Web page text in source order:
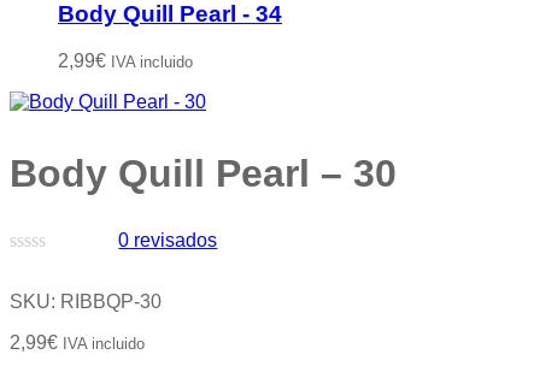
Body Quill Pearl - 34
2,99€ IVA incluido
Body Quill Pearl – 30
0
5
0 revisados
SKU: RIBBQP-30
2,99€ IVA incluido